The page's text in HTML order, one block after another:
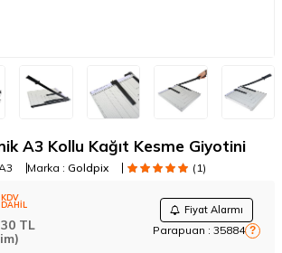
A3 Kollu Kağıt Kesme Giyotini
Marka : Goldpix (1)
KDV
DAHİL Fiyat Alarmı
Parapuan : 35884 ?
TL